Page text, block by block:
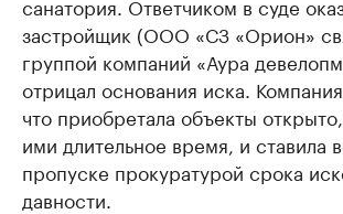
застройщик (ООО «СЗ «Орион»
группой компаний «Аура
отрицал основания иска.
что приобретала объекты
ими длительное время, и ставила
пропуске прокуратурой срока
давности.